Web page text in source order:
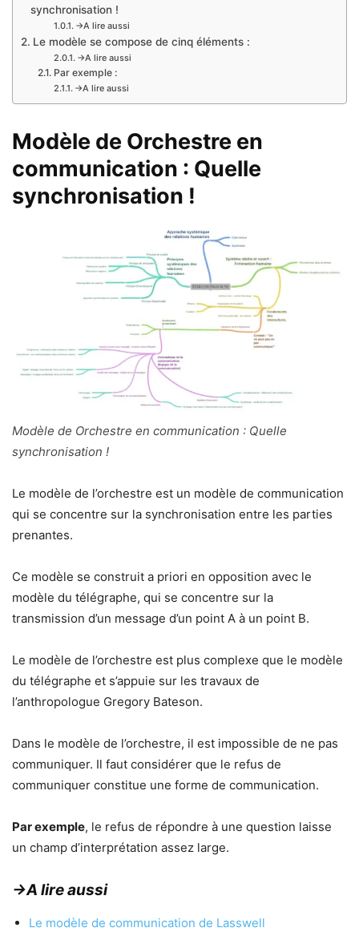
synchronisation !
→A lire aussi
Le modèle se compose de cinq éléments :
→A lire aussi
Par exemple :
→A lire aussi
Modèle de Orchestre en
communication : Quelle
synchronisation !
Modèle de Orchestre en communication : Quelle
synchronisation !
Le modèle de l’orchestre est un modèle de communication
qui se concentre sur la synchronisation entre les parties
prenantes.
Ce modèle se construit a priori en opposition avec le
modèle du télégraphe, qui se concentre sur la
transmission d’un message d’un point A à un point B.
Le modèle de l’orchestre est plus complexe que le modèle
du télégraphe et s’appuie sur les travaux de
l’anthropologue Gregory Bateson.
Dans le modèle de l’orchestre, il est impossible de ne pas
communiquer. Il faut considérer que le refus de
communiquer constitue une forme de communication.
Par exemple, le refus de répondre à une question laisse
un champ d’interprétation assez large.
→A lire aussi
Le modèle de communication de Lasswell